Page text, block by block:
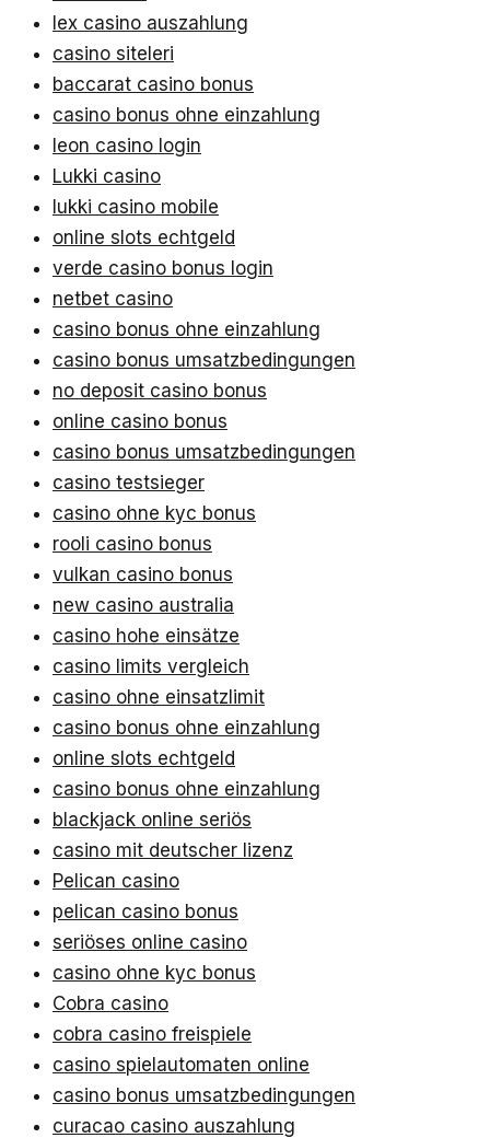
lex casino auszahlung
casino siteleri
baccarat casino bonus
casino bonus ohne einzahlung
leon casino login
Lukki casino
lukki casino mobile
online slots echtgeld
verde casino bonus login
netbet casino
casino bonus ohne einzahlung
casino bonus umsatzbedingungen
no deposit casino bonus
online casino bonus
casino bonus umsatzbedingungen
casino testsieger
casino ohne kyc bonus
rooli casino bonus
vulkan casino bonus
new casino australia
casino hohe einsätze
casino limits vergleich
casino ohne einsatzlimit
casino bonus ohne einzahlung
online slots echtgeld
casino bonus ohne einzahlung
blackjack online seriös
casino mit deutscher lizenz
Pelican casino
pelican casino bonus
seriöses online casino
casino ohne kyc bonus
Cobra casino
cobra casino freispiele
casino spielautomaten online
casino bonus umsatzbedingungen
curacao casino auszahlung